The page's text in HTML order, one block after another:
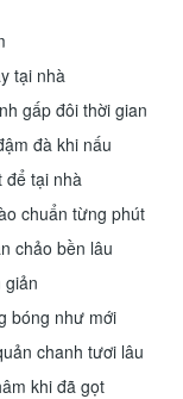
tại nhà
gấp đôi thời gian
đà khi nấu
để tại nhà
chuẩn từng phút
chảo bền lâu
giản
bóng như mới
chanh tươi lâu
khi đã gọt